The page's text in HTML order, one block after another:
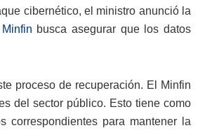
cibernético, el ministro anunció la
Minfin busca asegurar que los datos
proceso de recuperación. El Minfin
del sector público. Esto tiene como
para mantener la